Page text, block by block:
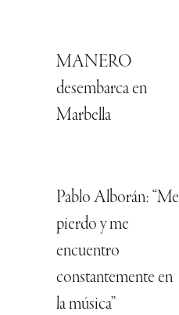
MANERO
desembarca en
Marbella
Pablo Alborán: “Me
pierdo y me
encuentro
constantemente en
la música”